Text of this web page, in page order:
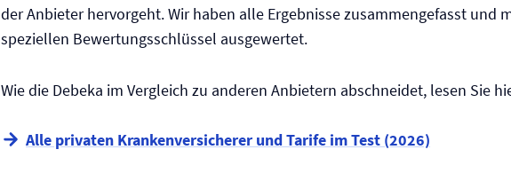
der Anbieter hervorgeht. Wir haben alle Ergebnisse zusammengefasst und
speziellen Bewertungsschlüssel ausgewertet.
Wie die Debeka im Vergleich zu anderen Anbietern abschneidet, lesen Sie
Alle privaten Kranken­versicherer und Tarife im Test (2026)